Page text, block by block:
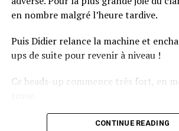
en nombre malgré l’heure tardive.
Puis Didier relance la machine et
ups de suite pour revenir à niveau !
Ce heads-up commence très fort, en
CONTINUE READING